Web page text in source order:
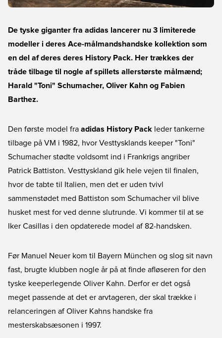
De tyske giganter fra adidas lancerer nu 3 limiterede
modeller i deres Ace-målmandshandske kollektion som
en del af deres deres History Pack. Her trækkes der
tråde tilbage til nogle af spillets allerstørste målmænd;
Harald "Toni" Schumacher, Oliver Kahn og Fabien
Barthez.
Den første model fra adidas History Pack leder tankerne
tilbage på VM i 1982, hvor Vesttysklands keeper "Toni"
Schumacher stødte voldsomt ind i Frankrigs angriber
Patrick Battiston. Vesttyskland gik hele vejen til finalen,
hvor de tabte til Italien, men det er uden tvivl
sammenstødet med Battiston som Schumacher vil blive
husket mest for ved denne slutrunde. Vi kommer til at se
Iker Casillas i den opdaterede model af 82-handsken.
Før Manuel Neuer kom til Bayern München og slog sit navn
fast, brugte klubben nogle år på at finde afløseren for den
tyske keeperlegende Oliver Kahn. Derfor er det også
meget passende at det er arvtageren, der skal trække i
relanceringen af Oliver Kahns handske fra
mesterskabsæsonen i 1997.